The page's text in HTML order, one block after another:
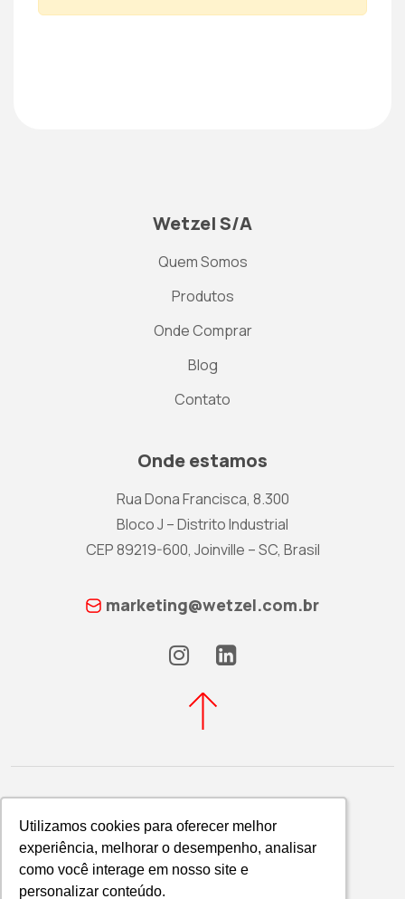
Utilizamos cookies para oferecer melhor
experiência, melhorar o desempenho, analisar
como você interage em nosso site e
personalizar conteúdo.
Utilizamos cookies para oferecer melhor
experiência, melhorar o desempenho, analisar
como você interage em nosso site e
personalizar conteúdo.
Wetzel S/A
Quem Somos
Produtos
Onde Comprar
Blog
Contato
Onde estamos
Rua Dona Francisca, 8.300
Bloco J – Distrito Industrial
CEP 89219-600, Joinville – SC, Brasil
marketing@wetzel.com.br
Política de Privacidade
WETZEL S/A © 2026